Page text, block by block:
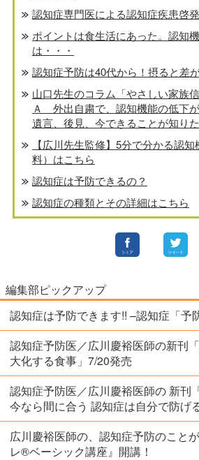
認知症専門医による認知症疾患啓
ポイントは食生活にあった。認知
は・・・
認知症予防は40代から！摂ると差
山口先生のコラム「やさしい家族
Ａ 外出自粛で、認知機能の低下が
遺言、後見、今できることが知り
【広川先生監修】5分で分かる認
料）はこちら
認知症は予防できるの？
認知症の種類とその詳細はこちら
編集部ピックアップ
認知症は予防できます!! –認知症「予
認知症予防医／広川慶裕医師の新刊
大化する食事」7/20発売
認知症予防医／広川慶裕医師の 新刊
今なら間に合う 認知症は自分で防げ
広川慶裕医師の、認知症予防のこと
レ®️ベーシック講座』開講！